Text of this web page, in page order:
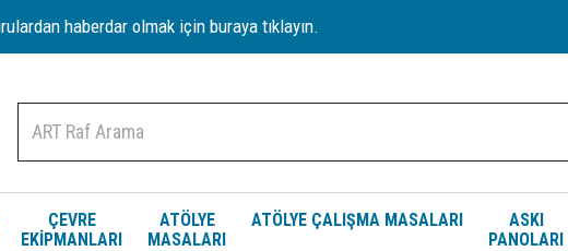
haberdar olmak için buraya tıklayın.
ÇEVRE
EKİPMANLARI
ATÖLYE
MASALARI
ATÖLYE ÇALIŞMA MASALARI
ASKI
PANOLARI